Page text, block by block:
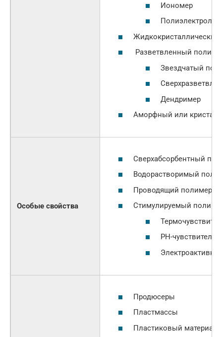
Иономер
Полиэлектролит
Разветвленный
Звездчатый
Дендример
Аморфный или
Особые свойства
Сверхабсорбентный
Водорастворимый
Проводящий полимер
Стимулируемый
PH-
Продюсеры
Пластмассы
Пластиковый материал